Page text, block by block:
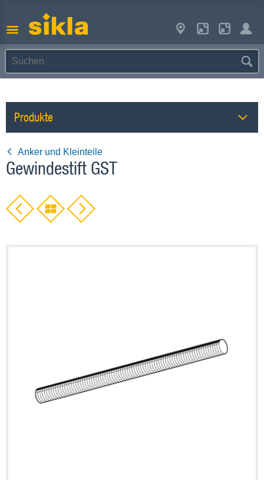
Produkte
Anker und Kleinteile
Gewindestift GST